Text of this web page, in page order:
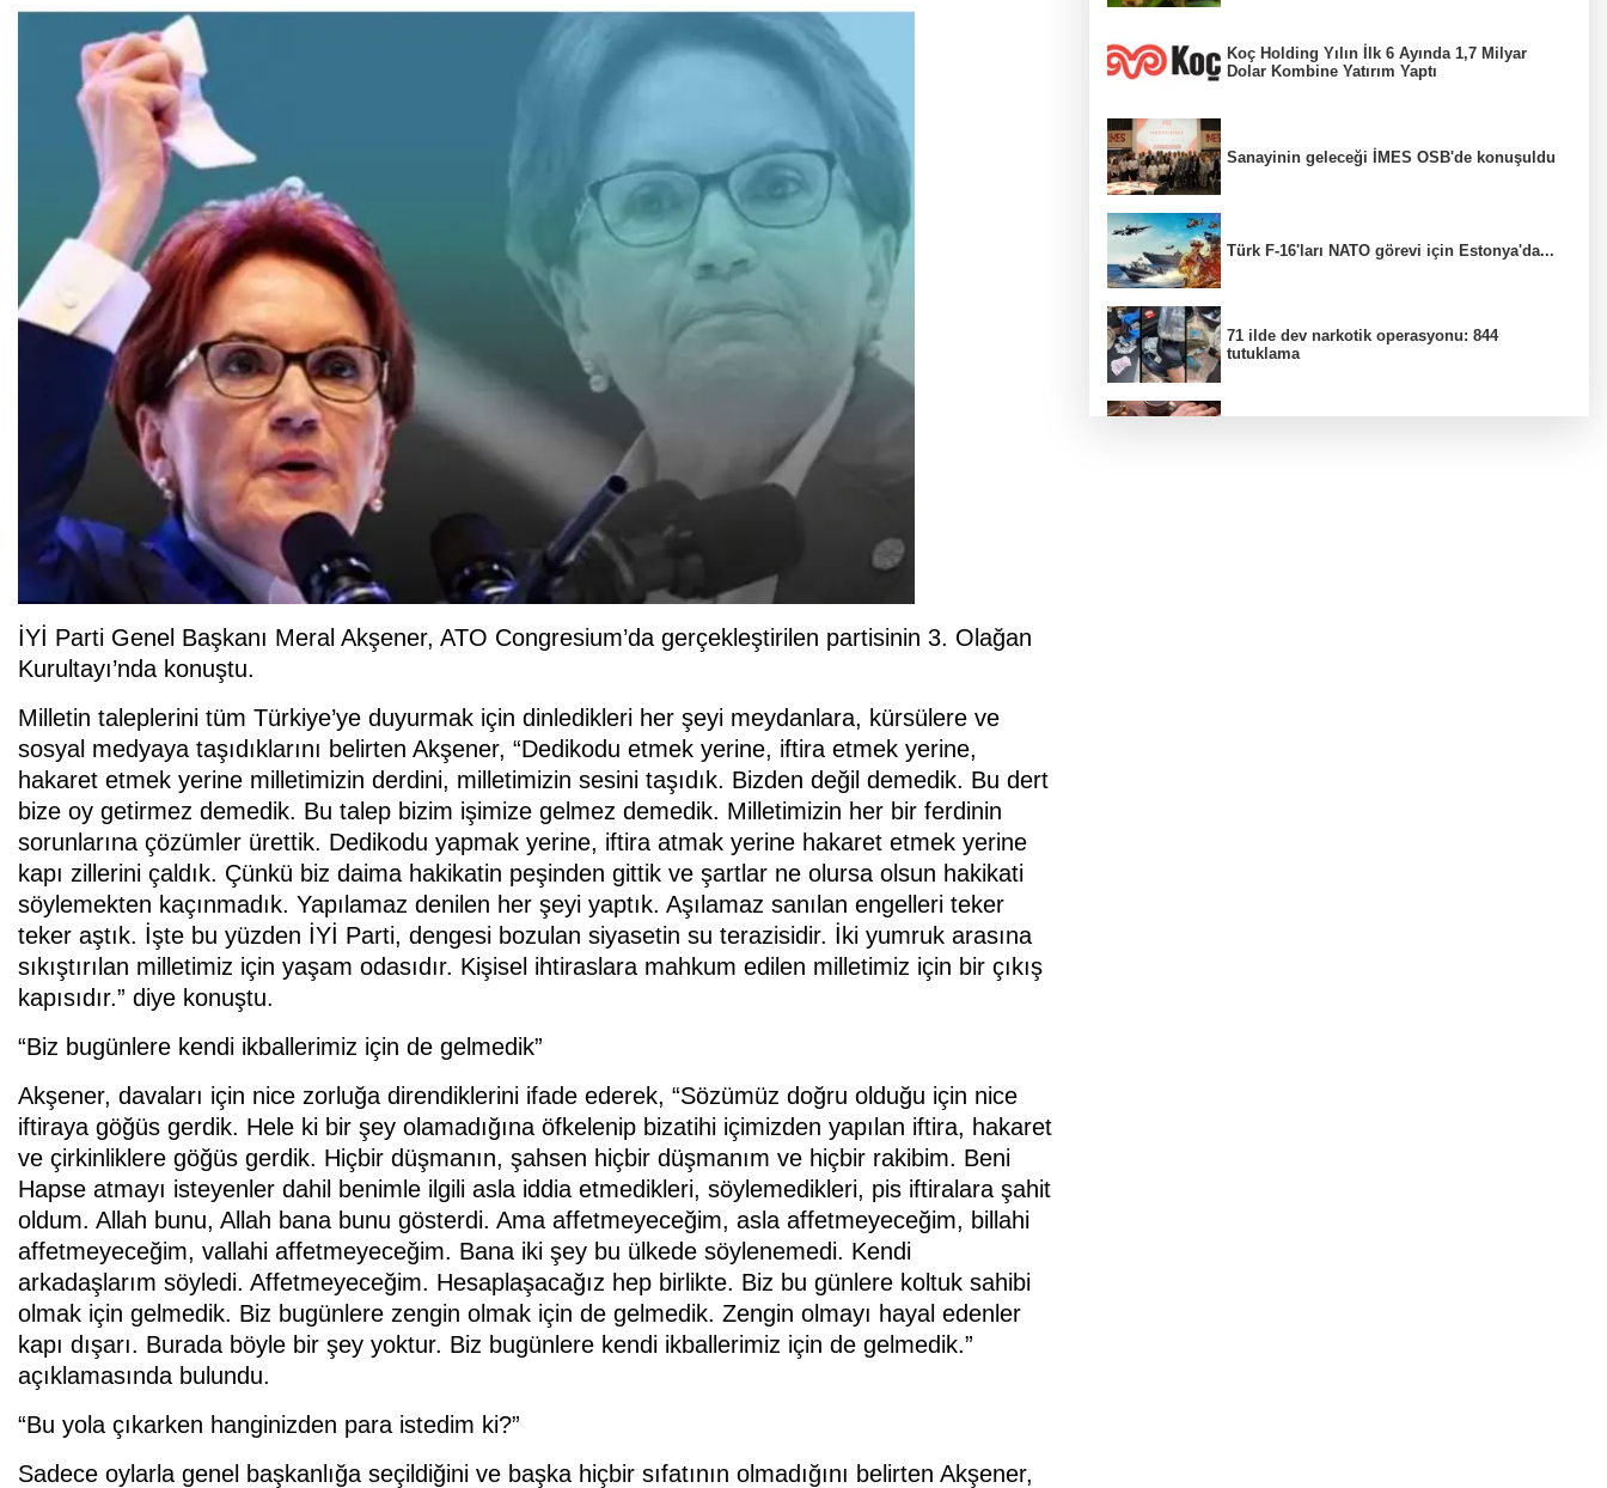
İYİ Parti Genel Başkanı Meral Akşener, ATO Congresium’da gerçekleştirilen partisinin 3. Olağan
Kurultayı’nda konuştu.
Milletin taleplerini tüm Türkiye’ye duyurmak için dinledikleri her şeyi meydanlara, kürsülere ve
sosyal medyaya taşıdıklarını belirten Akşener, “Dedikodu etmek yerine, iftira etmek yerine,
hakaret etmek yerine milletimizin derdini, milletimizin sesini taşıdık. Bizden değil demedik. Bu dert
bize oy getirmez demedik. Bu talep bizim işimize gelmez demedik. Milletimizin her bir ferdinin
sorunlarına çözümler ürettik. Dedikodu yapmak yerine, iftira atmak yerine hakaret etmek yerine
kapı zillerini çaldık. Çünkü biz daima hakikatin peşinden gittik ve şartlar ne olursa olsun hakikati
söylemekten kaçınmadık. Yapılamaz denilen her şeyi yaptık. Aşılamaz sanılan engelleri teker
teker aştık. İşte bu yüzden İYİ Parti, dengesi bozulan siyasetin su terazisidir. İki yumruk arasına
sıkıştırılan milletimiz için yaşam odasıdır. Kişisel ihtiraslara mahkum edilen milletimiz için bir çıkış
kapısıdır.” diye konuştu.
“Biz bugünlere kendi ikballerimiz için de gelmedik”
Akşener, davaları için nice zorluğa direndiklerini ifade ederek, “Sözümüz doğru olduğu için nice
iftiraya göğüs gerdik. Hele ki bir şey olamadığına öfkelenip bizatihi içimizden yapılan iftira, hakaret
ve çirkinliklere göğüs gerdik. Hiçbir düşmanın, şahsen hiçbir düşmanım ve hiçbir rakibim. Beni
Hapse atmayı isteyenler dahil benimle ilgili asla iddia etmedikleri, söylemedikleri, pis iftiralara şahit
oldum. Allah bunu, Allah bana bunu gösterdi. Ama affetmeyeceğim, asla affetmeyeceğim, billahi
affetmeyeceğim, vallahi affetmeyeceğim. Bana iki şey bu ülkede söylenemedi. Kendi
arkadaşlarım söyledi. Affetmeyeceğim. Hesaplaşacağız hep birlikte. Biz bu günlere koltuk sahibi
olmak için gelmedik. Biz bugünlere zengin olmak için de gelmedik. Zengin olmayı hayal edenler
kapı dışarı. Burada böyle bir şey yoktur. Biz bugünlere kendi ikballerimiz için de gelmedik.”
açıklamasında bulundu.
“Bu yola çıkarken hanginizden para istedim ki?”
Sadece oylarla genel başkanlığa seçildiğini ve başka hiçbir sıfatının olmadığını belirten Akşener,
Koç Holding Yılın İlk 6 Ayında 1,7 Milyar
Dolar Kombine Yatırım Yaptı
Sanayinin geleceği İMES OSB'de konuşuldu
Türk F-16'ları NATO görevi için Estonya'da...
71 ilde dev narkotik operasyonu: 844
tutuklama